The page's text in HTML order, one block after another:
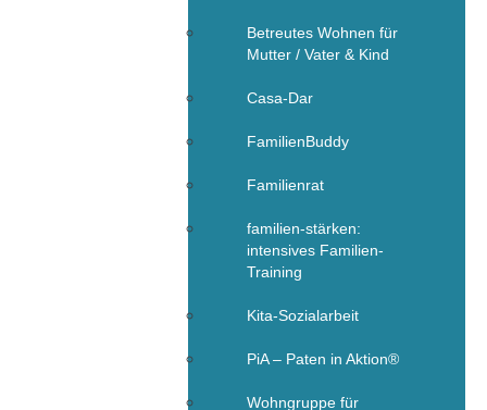
Betreutes Wohnen für
Mutter / Vater & Kind
Casa-Dar
FamilienBuddy
Familienrat
familien-stärken:
intensives Familien-
Training
Kita-Sozialarbeit
PiA – Paten in Aktion®
Wohngruppe für